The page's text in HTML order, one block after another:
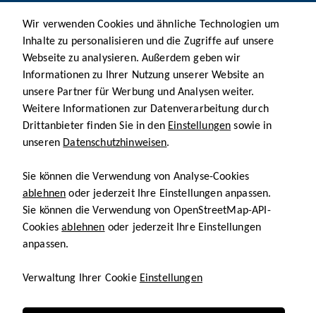
Wir verwenden Cookies und ähnliche Technologien um
Inhalte zu personalisieren und die Zugriffe auf unsere
Webseite zu analysieren. Außerdem geben wir
Informationen zu Ihrer Nutzung unserer Website an
unsere Partner für Werbung und Analysen weiter.
Weitere Informationen zur Datenverarbeitung durch
Drittanbieter finden Sie in den Einstellungen sowie in
unseren Datenschutzhinweisen.
Sie können die Verwendung von Analyse-Cookies
ablehnen oder jederzeit Ihre Einstellungen anpassen.
Sie können die Verwendung von OpenStreetMap-API-
Cookiesablehnen oder jederzeit Ihre Einstellungen
anpassen.
Verwaltung Ihrer Cookie Einstellungen